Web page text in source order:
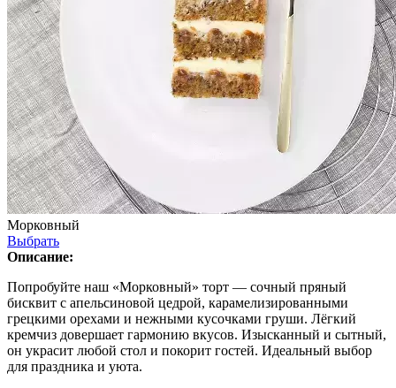
Морковный
Выбрать
Описание:
Попробуйте наш «Морковный» торт — сочный пряный
бисквит с апельсиновой цедрой, карамелизированными
грецкими орехами и нежными кусочками груши. Лёгкий
кремчиз довершает гармонию вкусов. Изысканный и сытный,
он украсит любой стол и покорит гостей. Идеальный выбор
для праздника и уюта.